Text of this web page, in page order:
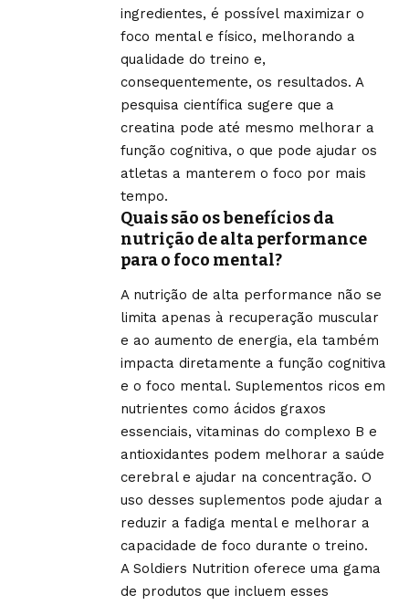
ingredientes, é possível maximizar o
foco mental e físico, melhorando a
qualidade do treino e,
consequentemente, os resultados. A
pesquisa científica sugere que a
creatina pode até mesmo melhorar a
função cognitiva, o que pode ajudar os
atletas a manterem o foco por mais
tempo.
Quais são os benefícios da
nutrição de alta performance
para o foco mental?
A nutrição de alta performance não se
limita apenas à recuperação muscular
e ao aumento de energia, ela também
impacta diretamente a função cognitiva
e o foco mental. Suplementos ricos em
nutrientes como ácidos graxos
essenciais, vitaminas do complexo B e
antioxidantes podem melhorar a saúde
cerebral e ajudar na concentração. O
uso desses suplementos pode ajudar a
reduzir a fadiga mental e melhorar a
capacidade de foco durante o treino.
A Soldiers Nutrition oferece uma gama
de produtos que incluem esses